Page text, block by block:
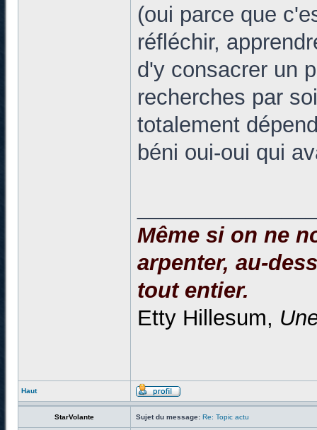
(oui parce que
réfléchir,
d'y consacrer un
recherches par
totalement
béni oui-oui qui
Même si on ne
arpenter, au-
tout entier.
Etty Hillesum,
Haut
StarVolante Sujet du message: Re: Topic actu